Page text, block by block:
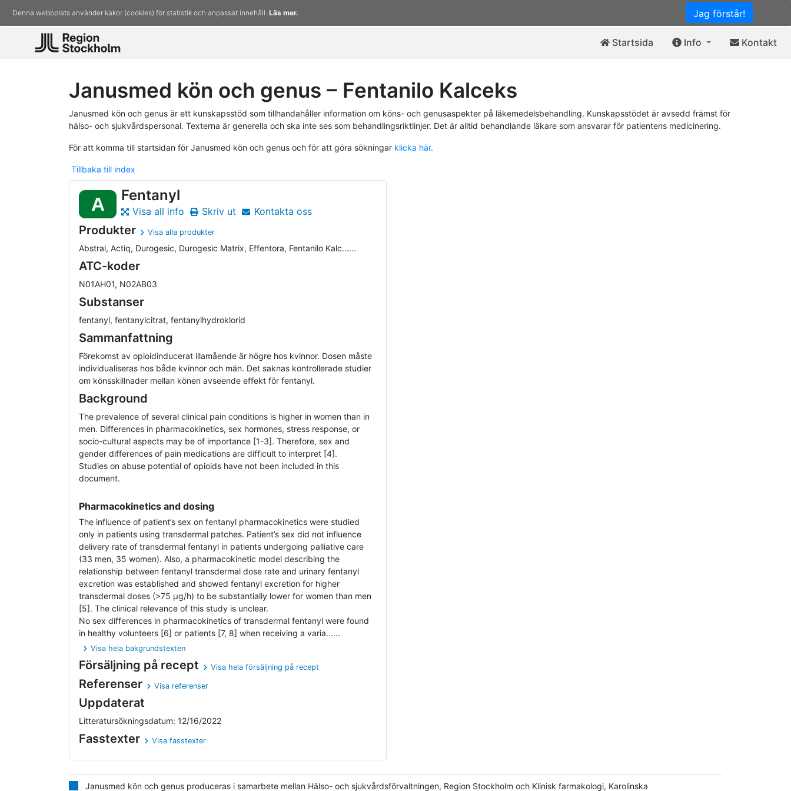
Jag förstår!
Denna webbplats använder kakor (cookies) för statistik och anpassat innehåll. Läs mer.
Startsida Info Kontakt
Janusmed kön och genus – Fentanilo Kalceks
Janusmed kön och genus är ett kunskapsstöd som tillhandahåller information om köns- och genusaspekter på läkemedelsbehandling. Kunskapsstödet är avsedd främst för
hälso- och sjukvårdspersonal. Texterna är generella och ska inte ses som behandlingsriktlinjer. Det är alltid behandlande läkare som ansvarar för patientens medicinering.
För att komma till startsidan för Janusmed kön och genus och för att göra sökningar klicka här.
Tillbaka till index
A Fentanyl
Visa all info Skriv ut Kontakta oss
Produkter Visa alla produkter
Abstral, Actiq, Durogesic, Durogesic Matrix, Effentora, Fentanilo Kalc......
ATC-koder
N01AH01, N02AB03
Substanser
fentanyl, fentanylcitrat, fentanylhydroklorid
Sammanfattning
Förekomst av opioidinducerat illamående är högre hos kvinnor. Dosen måste
individualiseras hos både kvinnor och män. Det saknas kontrollerade studier
om könsskillnader mellan könen avseende effekt för fentanyl.
Background
The prevalence of several clinical pain conditions is higher in women than in
men. Differences in pharmacokinetics, sex hormones, stress response, or
socio-cultural aspects may be of importance [1-3]. Therefore, sex and
gender differences of pain medications are difficult to interpret [4].
Studies on abuse potential of opioids have not been included in this
document.
Pharmacokinetics and dosing
The influence of patient’s sex on fentanyl pharmacokinetics were studied
only in patients using transdermal patches. Patient’s sex did not influence
delivery rate of transdermal fentanyl in patients undergoing palliative care
(33 men, 35 women). Also, a pharmacokinetic model describing the
relationship between fentanyl transdermal dose rate and urinary fentanyl
excretion was established and showed fentanyl excretion for higher
transdermal doses (>75 µg/h) to be substantially lower for women than men
[5]. The clinical relevance of this study is unclear.
No sex differences in pharmacokinetics of transdermal fentanyl were found
in healthy volunteers [6] or patients [7, 8] when receiving a varia......
Visa hela bakgrundstexten
Försäljning på recept Visa hela försäljning på recept
Referenser Visa referenser
Uppdaterat
Litteratursökningsdatum: 12/16/2022
Fasstexter Visa fasstexter
Janusmed kön och genus produceras i samarbete mellan Hälso- och sjukvårdsförvaltningen, Region Stockholm och Klinisk farmakologi, Karolinska